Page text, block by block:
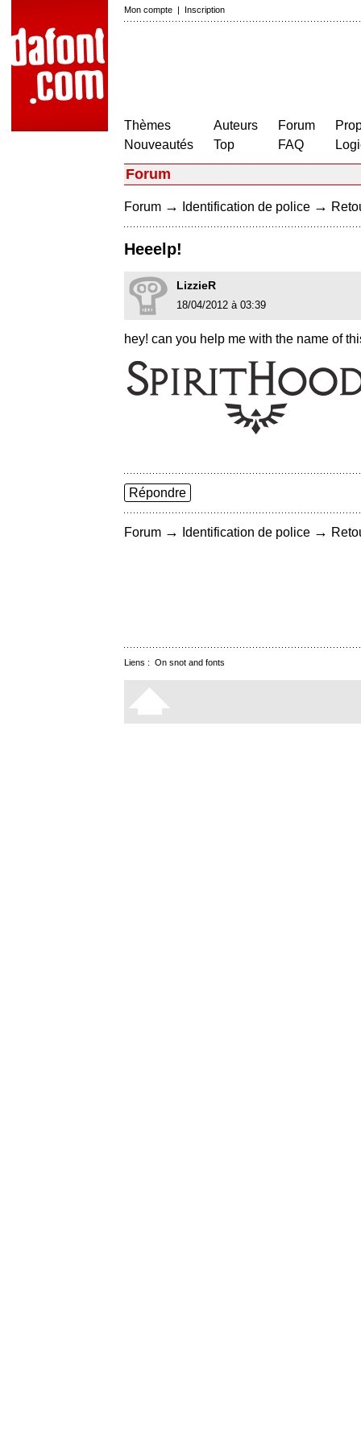
Mon compte | Inscription
Thèmes
Nouveautés
Auteurs
Top
Forum
FAQ
Forum
Forum → Identification de police →
Heeelp!
LizzieR
18/04/2012 à 03:39
hey! can you help me with the name of
Répondre
Forum → Identification de police →
Liens : On snot and fonts